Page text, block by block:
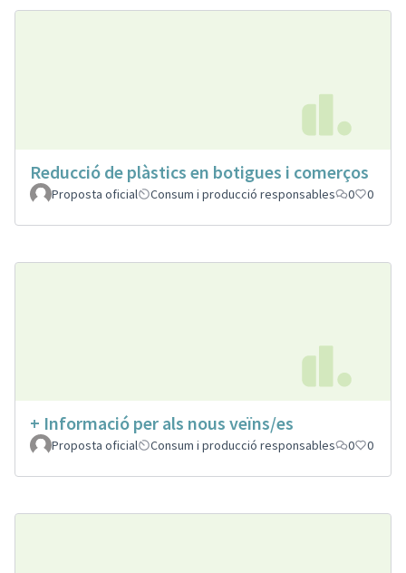
Reducció de plàstics en botigues i comerços
Proposta oficial Consum i producció responsables 0 0
+ Informació per als nous veïns/es
Proposta oficial Consum i producció responsables 0 0